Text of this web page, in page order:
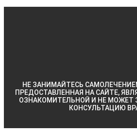
НЕ ЗАНИМАЙТЕСЬ
ПРЕДОСТАВЛЕННАЯ НА САЙТЕ,
ОЗНАКОМИТЕЛЬНОЙ И НЕ МОЖЕТ
КОНСУЛЬТАЦИЮ